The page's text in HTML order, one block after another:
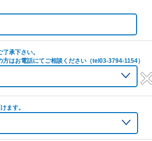
承下さい。
はお電話にてご相談ください（tel03-3794-1154）
ます。